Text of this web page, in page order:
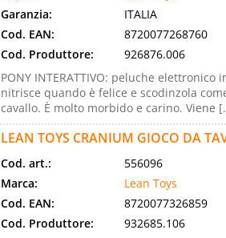
Garanzia:
ITALIA
Cod. EAN:
8720077268760
Cod. Produttore:
926876.006
PONY INTERATTIVO: peluche elettronico
nitrisce quando è felice e scodinzola
cavallo. È molto morbido e carino. Viene
LEAN TOYS CRANIUM GIOCO DA
Cod. art.:
556096
Marca:
Lean Toys
Cod. EAN:
8720077326859
Cod. Produttore:
932685.106